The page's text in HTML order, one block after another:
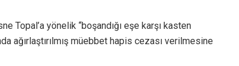
Topal’a yönelik “boşandığı eşe karşı kasten
ağırlaştırılmış müebbet hapis cezası verilmesine